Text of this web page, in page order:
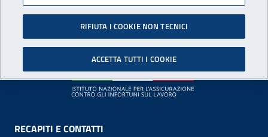
Footer
RECAPITI E CONTATTI
RIFIUTA I COOKIE NON TECNICI
ACCETTA TUTTI I COOKIE